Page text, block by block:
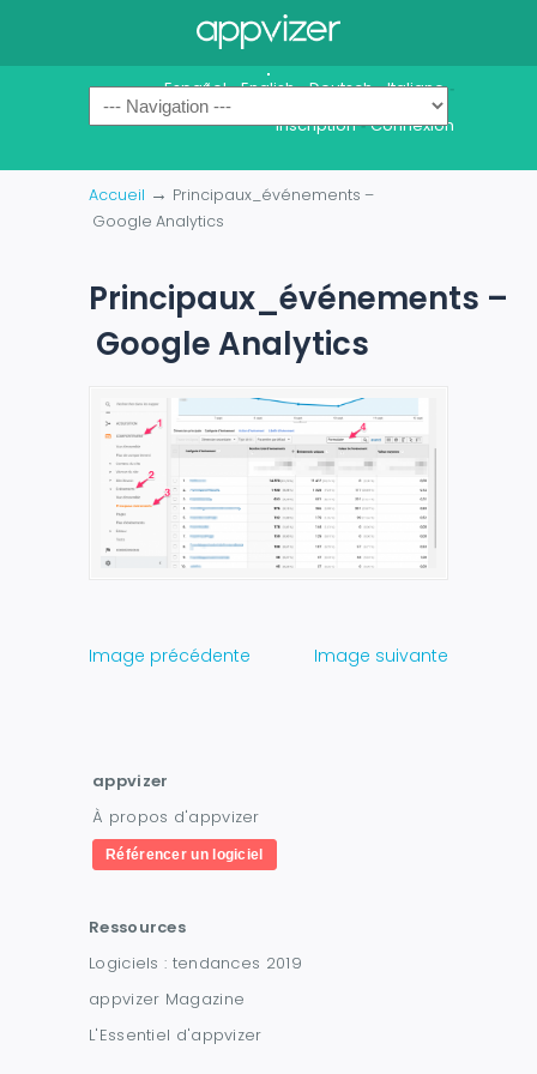
Español-English-Deutsch-Italiano-
Inscription-Connexion
Accueil → Principaux_événements –
Google Analytics
Principaux_événements –
Google Analytics
Image précédente Image suivante
appvizer
À propos d'appvizer
Référencer un logiciel
Ressources
Logiciels : tendances 2019
appvizer Magazine
L'Essentiel d'appvizer